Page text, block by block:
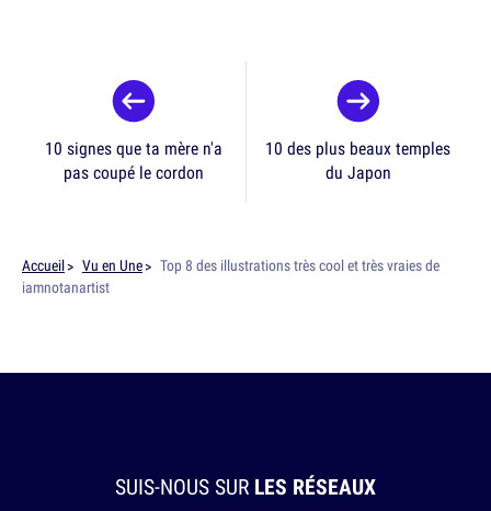
10 signes que ta mère n'a
pas coupé le cordon
10 des plus beaux temples
du Japon
Accueil Vu en Une
Top 8 des illustrations très cool et très vraies de
iamnotanartist
SUIS-NOUS SUR LES RÉSEAUX